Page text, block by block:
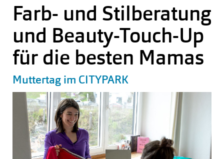
Farb- und Stilberatung
und Beauty-Touch-Up
für die besten Mamas
Muttertag im CITYPARK